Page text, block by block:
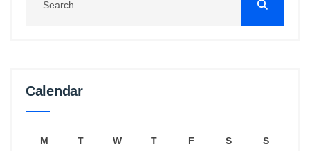
Calendar
M T W T F S S